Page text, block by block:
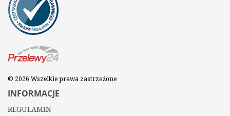
© 2026 Wszelkie prawa zastrzeżone
INFORMACJE
REGULAMIN